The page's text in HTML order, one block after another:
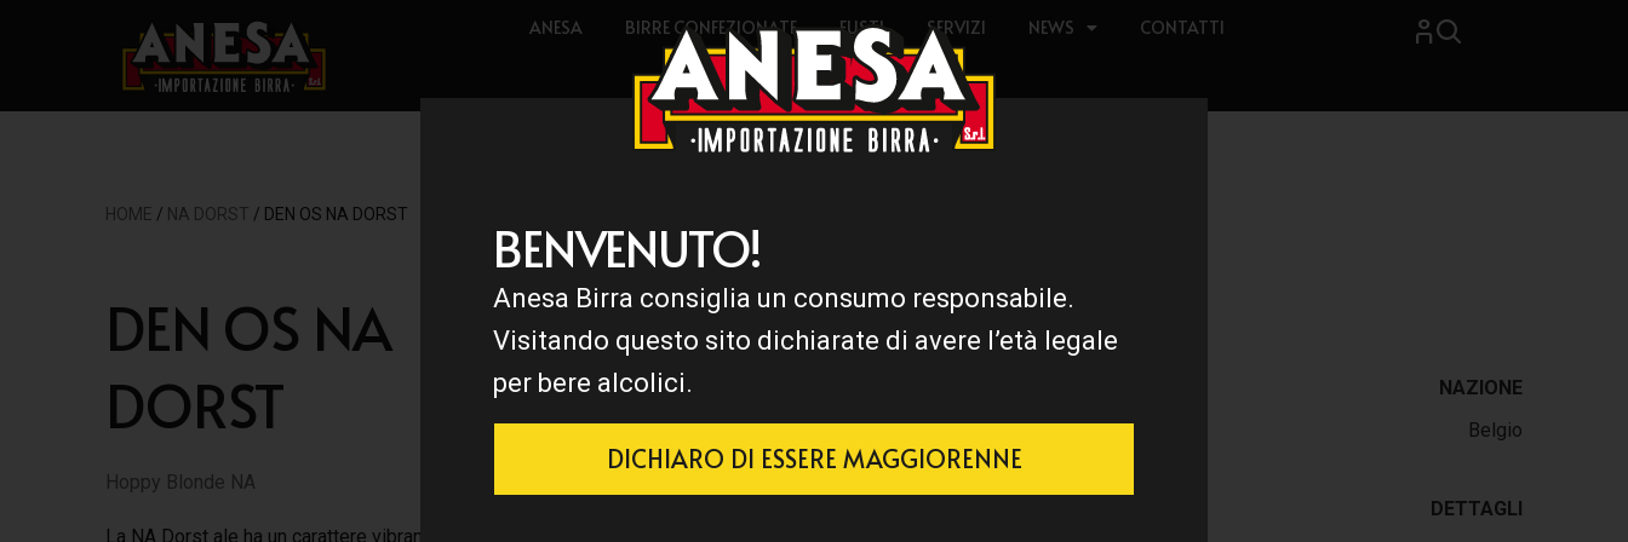
ANESA BIRRE CONFEZIONATE FUSTI SERVIZI NEWS CONTATTI
HOME / NA DORST / DEN OS NA DORST
DEN OS NA
DORST
Hoppy Blonde NA
La NA Dorst ale ha un carattere vibrante e luppolato, con
NAZIONE
Belgio
DETTAGLI
BENVENUTO!
Anesa Birra consiglia un consumo responsabile.
Visitando questo sito dichiarate di avere l’età legale
per bere alcolici.
DICHIARO DI ESSERE MAGGIORENNE